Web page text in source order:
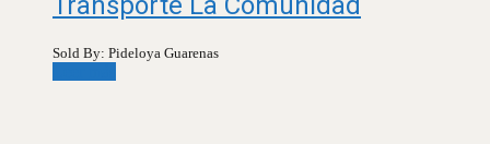
Sold By: Pideloya Guarenas